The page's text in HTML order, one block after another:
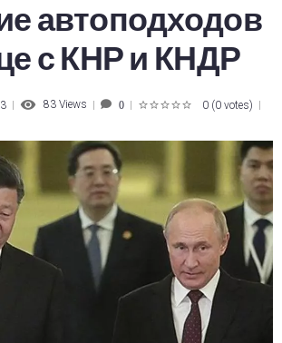
автоподходов
с КНР и КНДР
83 Views 0 0 (0 votes)